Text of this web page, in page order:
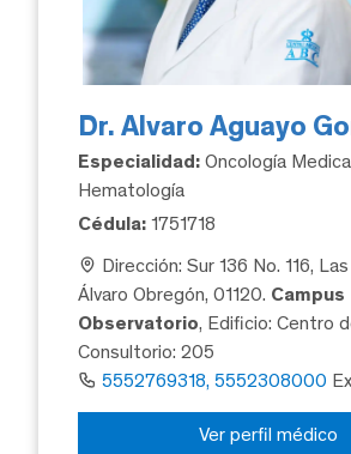
Dr. Alvaro Aguayo
Especialidad: Oncología
Hematología
Cédula: 1751718
Dirección: Sur 136 No. 116,
Álvaro Obregón, 01120. Campus
Observatorio, Edificio: Centro
Consultorio: 205
5552769318, 5552308000
Ver perfil médico